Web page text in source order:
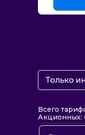
Только
Всего
Акционных: